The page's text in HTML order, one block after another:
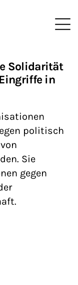
Solidarität
in
politisch
Sie
gegen